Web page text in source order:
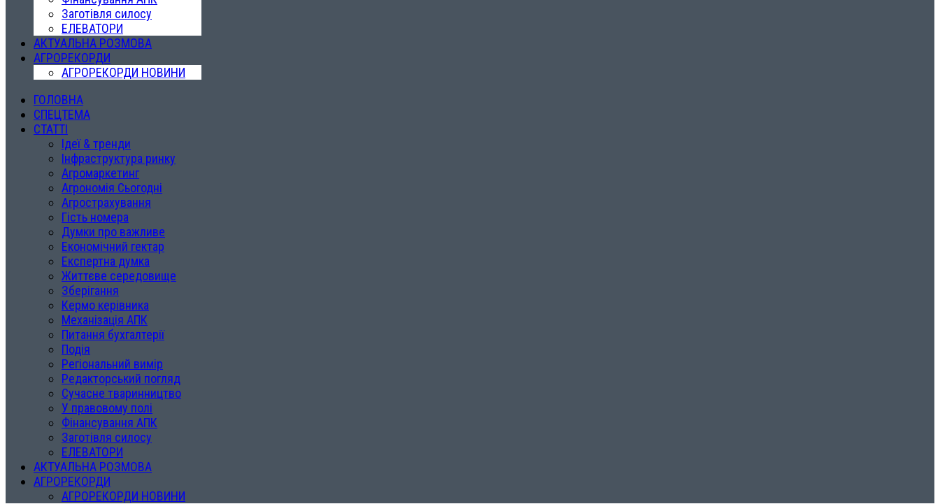
Заготівля силосу
ЕЛЕВАТОРИ
АКТУАЛЬНА РОЗМОВА
АГРОРЕКОРДИ
АГРОРЕКОРДИ НОВИНИ
ГОЛОВНА
СПЕЦТЕМА
СТАТТІ
Ідеї & тренди
Інфраструктура ринку
Агромаркетинг
Агрономія Сьогодні
Агрострахування
Гість номера
Думки про важливе
Економічний гектар
Експертна думка
Життєве середовище
Зберігання
Кермо керівника
Механізація АПК
Питання бухгалтерії
Подія
Регіональний вимір
Редакторський погляд
Сучасне тваринництво
У правовому полі
Фінансування АПК
Заготівля силосу
ЕЛЕВАТОРИ
АКТУАЛЬНА РОЗМОВА
АГРОРЕКОРДИ
АГРОРЕКОРДИ НОВИНИ